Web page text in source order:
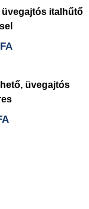
üvegajtós italhűtő
üvegajtós